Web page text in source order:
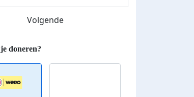
Streefbedrag verhoogd
Volgende